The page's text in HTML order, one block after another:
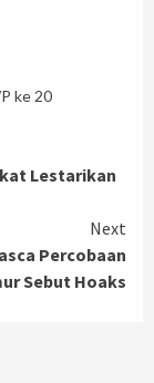
ke 20
Lestarikan
Next
Percobaan
Sebut Hoaks